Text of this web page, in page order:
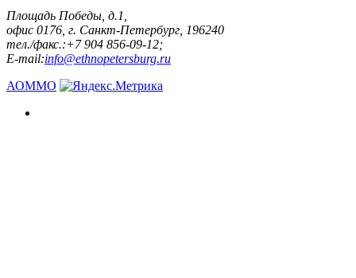
Площадь Победы, д.1,
офис 0176, г. Санкт-Петербург, 196240
тел./факс.:+7 904 856-09-12;
E-mail:info@ethnopetersburg.ru
АОММО